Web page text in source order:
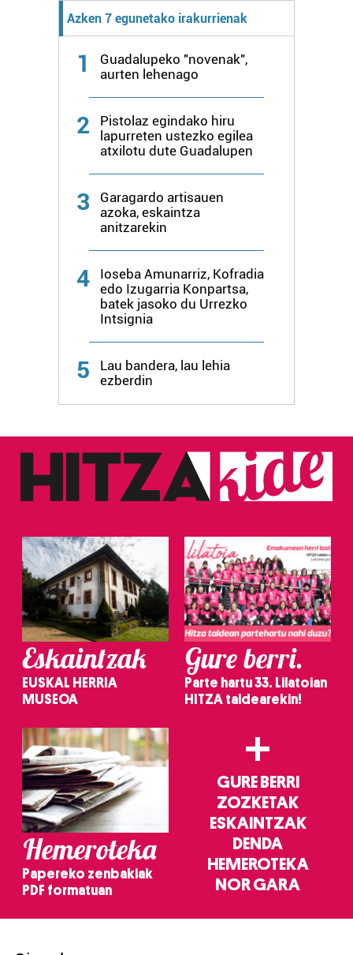
Azken 7 egunetako irakurrienak
1
Guadalupeko "novenak",
aurten lehenago
2
Pistolaz egindako hiru
lapurreten ustezko egilea
atxilotu dute Guadalupen
3
Garagardo artisauen
azoka, eskaintza
anitzarekin
4
Ioseba Amunarriz, Kofradia
edo Izugarria Konpartsa,
batek jasoko du Urrezko
Intsignia
5
Lau bandera, lau lehia
ezberdin
Eskaintzak
EUSKAL HERRIA
MUSEOA
Gure berri.
Parte hartu 33. Lilatoian
HITZA taldearekin!
Hemeroteka
Papereko zenbakiak
PDF formatuan
+
GURE BERRI
ZOZKETAK
ESKAINTZAK
DENDA
HEMEROTEKA
NOR GARA